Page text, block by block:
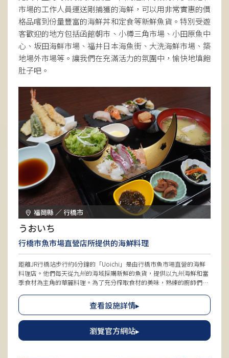
市場的工作人員運送剛捕獲的海鮮，可以用非常實惠的價
格品嚐到份量豐富的海鮮丼和定食等新鮮魚貨。特別受遊
客歡迎的地方包括函館朝市、小樽三角市場、小田原魚中
心、坂田海鮮市場、福井日本海魚街、大洗海鮮市場、築
地場外市場等。讓我們在充滿活力的氛圍中，愉快地填飽
肚子吧。
福岡縣 ／ 行橋市
うおいち
行橋市魚市場直營店所提供的海鮮料理
距離JR行橋站步行約6分鐘的「Uoichi」是由行橋市魚市場直營的海鮮
料理店。他們每天從九州的海域採購新鮮的魚貨，提供以九州海鮮和當
季食材為主角的華麗料理。為了充分榨取食材的美味，熟練的廚師們展
客人盡情享受美食，餐廳挑選了優質的器具。店內設有吧台座位和包廂
桌位，環境充滿木頭的溫暖感，提供舒適的用餐氛圍，適合單獨用餐、
會食、宴會等各種場合。
查看設施詳情▸
瀏覽官方網站▸